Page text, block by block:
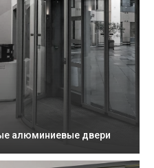
алюминиевые двери